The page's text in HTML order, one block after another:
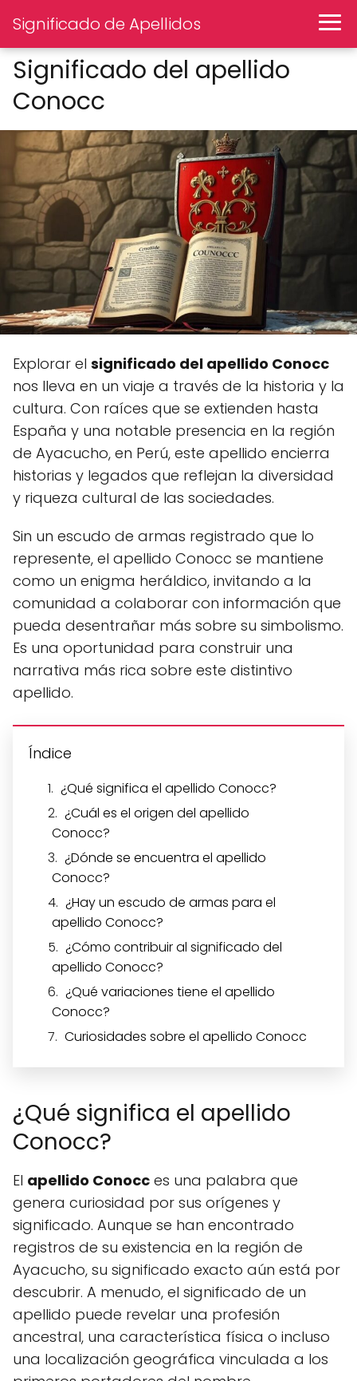
Significado de Apellidos
Significado del apellido
Conocc
Explorar el significado del apellido Conocc
nos lleva en un viaje a través de la historia y la
cultura. Con raíces que se extienden hasta
España y una notable presencia en la región
de Ayacucho, en Perú, este apellido encierra
historias y legados que reflejan la diversidad
y riqueza cultural de las sociedades.
Sin un escudo de armas registrado que lo
represente, el apellido Conocc se mantiene
como un enigma heráldico, invitando a la
comunidad a colaborar con información que
pueda desentrañar más sobre su simbolismo.
Es una oportunidad para construir una
narrativa más rica sobre este distintivo
apellido.
Índice
¿Qué significa el apellido Conocc?
¿Cuál es el origen del apellido
Conocc?
¿Dónde se encuentra el apellido
Conocc?
¿Hay un escudo de armas para el
apellido Conocc?
¿Cómo contribuir al significado del
apellido Conocc?
¿Qué variaciones tiene el apellido
Conocc?
Curiosidades sobre el apellido Conocc
¿Qué significa el apellido
Conocc?
El apellido Conocc es una palabra que
genera curiosidad por sus orígenes y
significado. Aunque se han encontrado
registros de su existencia en la región de
Ayacucho, su significado exacto aún está por
descubrir. A menudo, el significado de un
apellido puede revelar una profesión
ancestral, una característica física o incluso
una localización geográfica vinculada a los